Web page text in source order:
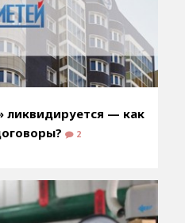
— как
2